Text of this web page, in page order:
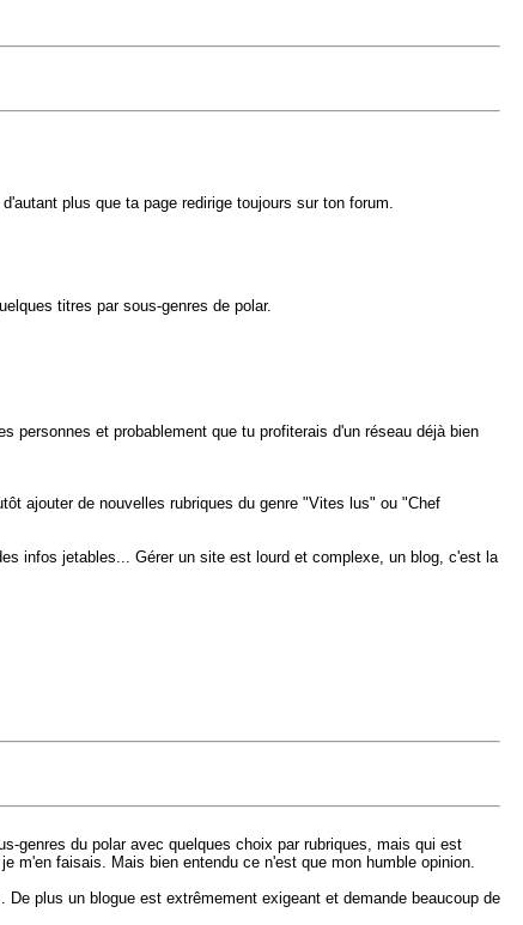
plus que ta page redirige toujours sur ton forum.
titres par sous-genres de polar.
personnes et probablement que tu profiterais d'un réseau déjà bien
ajouter de nouvelles rubriques du genre "Vites lus" ou "Chef
infos jetables... Gérer un site est lourd et complexe, un blog, c'est la
genres du polar avec quelques choix par rubriques, mais qui est
m'en faisais. Mais bien entendu ce n'est que mon humble opinion.
plus un blogue est extrêmement exigeant et demande beaucoup de